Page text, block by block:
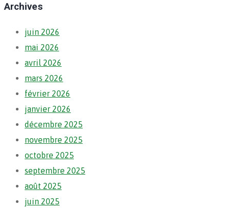
Archives
juin 2026
mai 2026
avril 2026
mars 2026
février 2026
janvier 2026
décembre 2025
novembre 2025
octobre 2025
septembre 2025
août 2025
juin 2025